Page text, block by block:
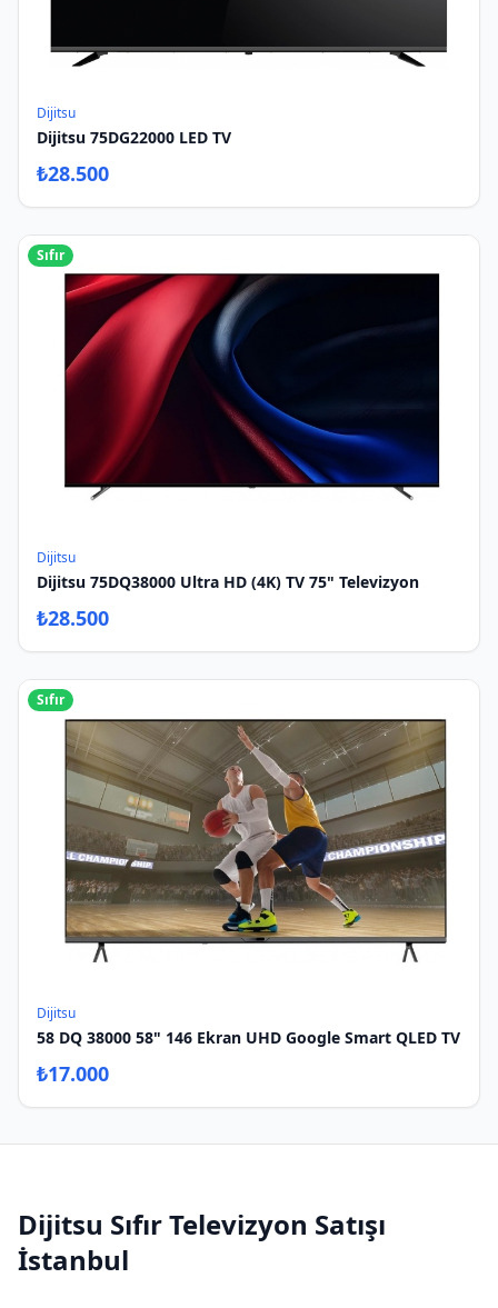
Dijitsu
Dijitsu 75DG22000 LED TV
₺28.500
Sıfır
Dijitsu
Dijitsu 75DQ38000 Ultra HD (4K) TV 75" Televizyon
₺28.500
Sıfır
Dijitsu
58 DQ 38000 58" 146 Ekran UHD Google Smart QLED TV
₺17.000
Dijitsu SıfırTelevizyon Satışı
İstanbul